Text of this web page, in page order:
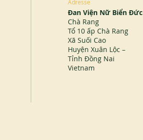
Adresse
Đan Viện Nữ Biển Đức
Chà Rang
Tổ 10 ấp Chà Rang
Xã Suối Cao
Huyện Xuân Lộc –
Tỉnh Đồng Nai
Vietnam